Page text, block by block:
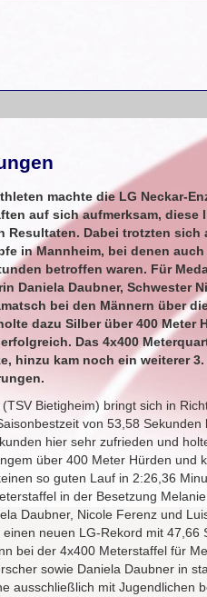
machte die LG Neckar-
auf sich aufmerksam, diese
Resultaten. Dabei trotzten sich
in Mannheim, bei denen
betroffen waren. Für
Daniela Daubner, Schwester
bei den Männern über
dazu Silber über 400 Meter
Das 4x400
hinzu kam noch ein weiterer
Bietigheim) bringt sich in
von 53,58
hier sehr zufrieden und
über 400 Meter Hürden und
so guten Lauf in 2:26,36
in der Besetzung Melanie
Daubner, Nicole Ferenz und
einen neuen LG-Rekord mit 47,66
bei der 4x400 Meterstaffel für
sowie Daniela Daubner in
ausschließlich mit Jugendlichen